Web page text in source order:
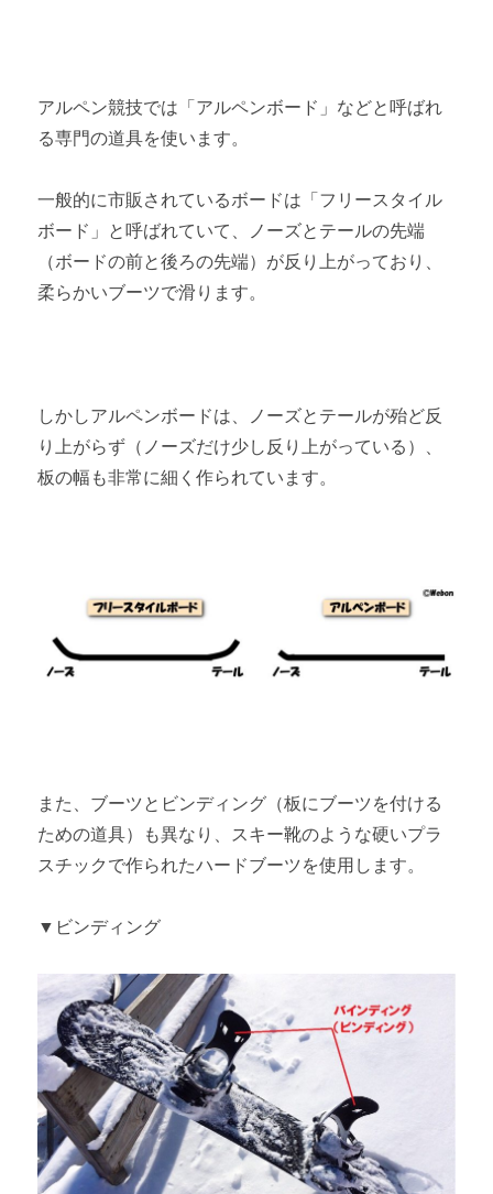
アルペン競技では「アルペンボード」などと呼ばれ
る専門の道具を使います。
一般的に市販されているボードは「フリースタイル
ボード」と呼ばれていて、ノーズとテールの先端
（ボードの前と後ろの先端）が反り上がっており、
柔らかいブーツで滑ります。
しかしアルペンボードは、ノーズとテールが殆ど反
り上がらず（ノーズだけ少し反り上がっている）、
板の幅も非常に細く作られています。
また、ブーツとビンディング（板にブーツを付ける
ための道具）も異なり、スキー靴のような硬いプラ
スチックで作られたハードブーツを使用します。
▼ビンディング